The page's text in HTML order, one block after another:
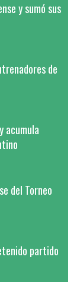
y sumó sus
de
acumula
del Torneo
partido